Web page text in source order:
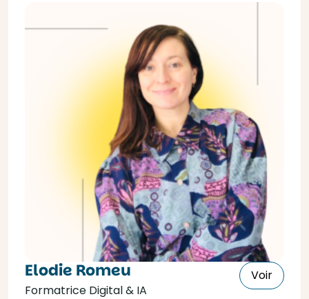
Elodie Romeu
Formatrice Digital & IA
Voir